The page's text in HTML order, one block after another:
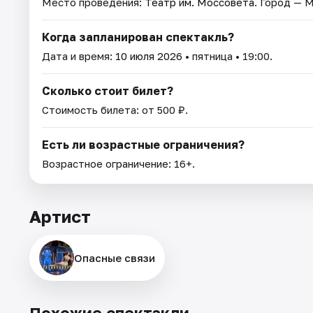
Когда запланирован спектакль?
Дата и время: 10 июля 2026 • пятница • 19:00.
Сколько стоит билет?
Стоимость билета: от 500 ₽.
Есть ли возрастные ограничения?
Возрастное ограничение: 16+.
Артист
Опасные связи